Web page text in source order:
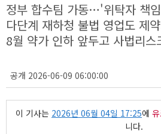
정부 합수팀 가동…'위탁자 책
다단계 재하청 불법 영업도 제
8월 약가 인하 앞두고 사법리스
공개 2026-06-09 06:00:00
이 기사는 2026년 06월 04일 17:25에
니다.